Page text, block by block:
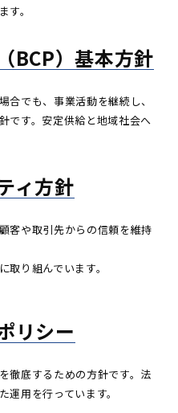
。
BCP）基本方針
合でも、事業活動を継続し、
です。安定供給と地域社会へ
ィ方針
客や取引先からの信頼を維持
り組んでいます。
リシー
徹底するための方針です。法
用を行っています。